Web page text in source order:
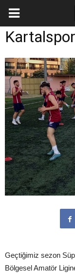
Geçtiğimiz sezon
Bölgesel Amatör